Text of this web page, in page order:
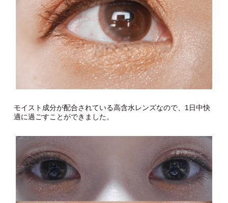
モイスト成分が配合されている高含水レンズなので、1日中快
適に過ごすことができました。